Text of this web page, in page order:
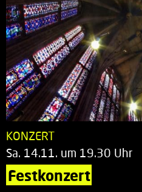
KONZERT
Sa. 14.11. um 19.30 Uhr
Festkonzert